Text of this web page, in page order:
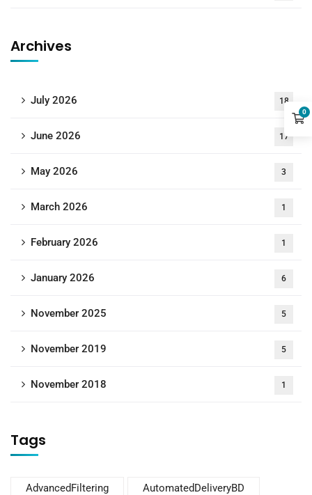
Archives
July 2026 18
June 2026 17
May 2026 3
March 2026 1
February 2026 1
January 2026 6
November 2025 5
November 2019 5
November 2018 1
Tags
AdvancedFiltering AutomatedDeliveryBD
0